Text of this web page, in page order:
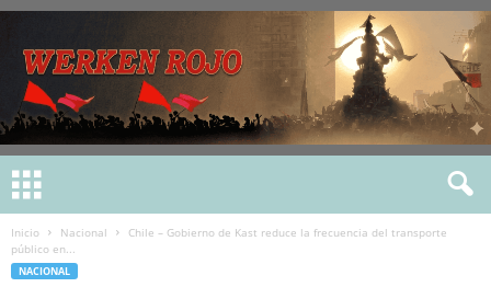
Inicio Nacional
Chile – Gobierno de Kast reduce la frecuencia del transporte
público en...
NACIONAL